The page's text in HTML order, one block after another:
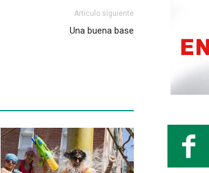
Artículo siguiente
Una buena base